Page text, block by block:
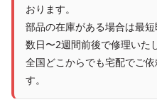
おります。
部品の在庫がある場合は最
数日〜2週間前後で修理いた
全国どこからでも宅配でご
す。